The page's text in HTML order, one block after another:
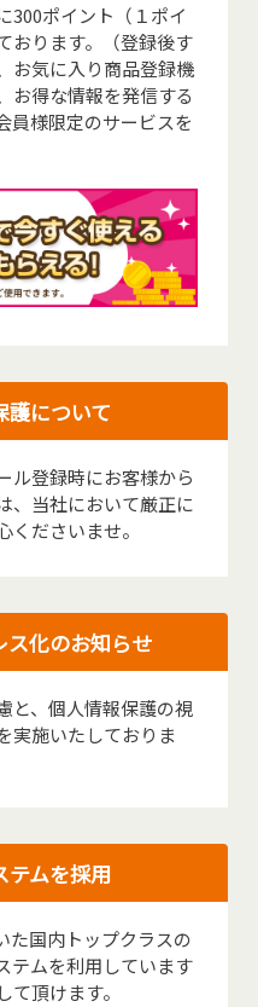
300ポイント（１ポイ
おります。（登録後す
お気に入り商品登録機
お得な情報を発信する
員様限定のサービスを
護について
ル登録時にお客様から
、当社において厳正に
ださいませ。
ス化のお知らせ
と、個人情報保護の視
実施いたしておりま
テムを採用
た国内トップクラスの
テムを利用しています
頂けます。